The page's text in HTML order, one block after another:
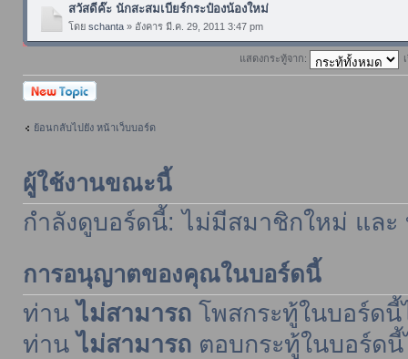
สวัสดีค๊ะ นักสะสมเบียร์กระป๋องน้องใหม่
โดย schanta» อังคาร มี.ค. 29, 2011 3:47 pm
แสดงกระทู้จาก:
ตั้งกระทู้ใหม่
ย้อนกลับไปยัง หน้าเว็บบอร์ด
ผู้ใช้งานขณะนี้
กำลังดูบอร์ดนี้: ไม่มีสมาชิกใหม่ แล
การอนุญาตของคุณในบอร์ดนี้
ท่าน ไม่สามารถโพสกระทู้ในบอร์ดนี้
ท่าน ไม่สามารถตอบกระทู้ในบอร์ดนี้